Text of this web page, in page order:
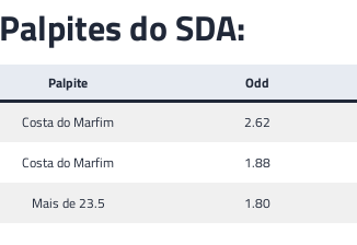
do SDA:
Palpite Odd
Costa do Marfim 2.62
Costa do Marfim 1.88
Mais de 23.5 1.80